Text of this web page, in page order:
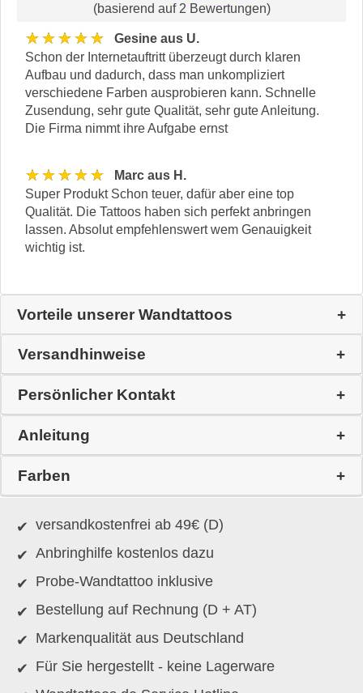
(basierend auf 2 Bewertungen)
★★★★★
Gesine aus U.
Schon der Internetauftritt überzeugt durch klaren
Aufbau und dadurch, dass man unkompliziert
verschiedene Farben ausprobieren kann. Schnelle
Zusendung, sehr gute Qualität, sehr gute Anleitung.
Die Firma nimmt ihre Aufgabe ernst
★★★★★
Marc aus H.
Super Produkt Schon teuer, dafür aber eine top
Qualität. Die Tattoos haben sich perfekt anbringen
lassen. Absolut empfehlenswert wem Genauigkeit
wichtig ist.
Vorteile unserer Wandtattoos
Versandhinweise
Persönlicher Kontakt
Anleitung
Farben
versandkostenfrei ab 49€ (D)
Anbringhilfe kostenlos dazu
Probe-Wandtattoo inklusive
Bestellung auf Rechnung (D + AT)
Markenqualität aus Deutschland
Für Sie hergestellt - keine Lagerware